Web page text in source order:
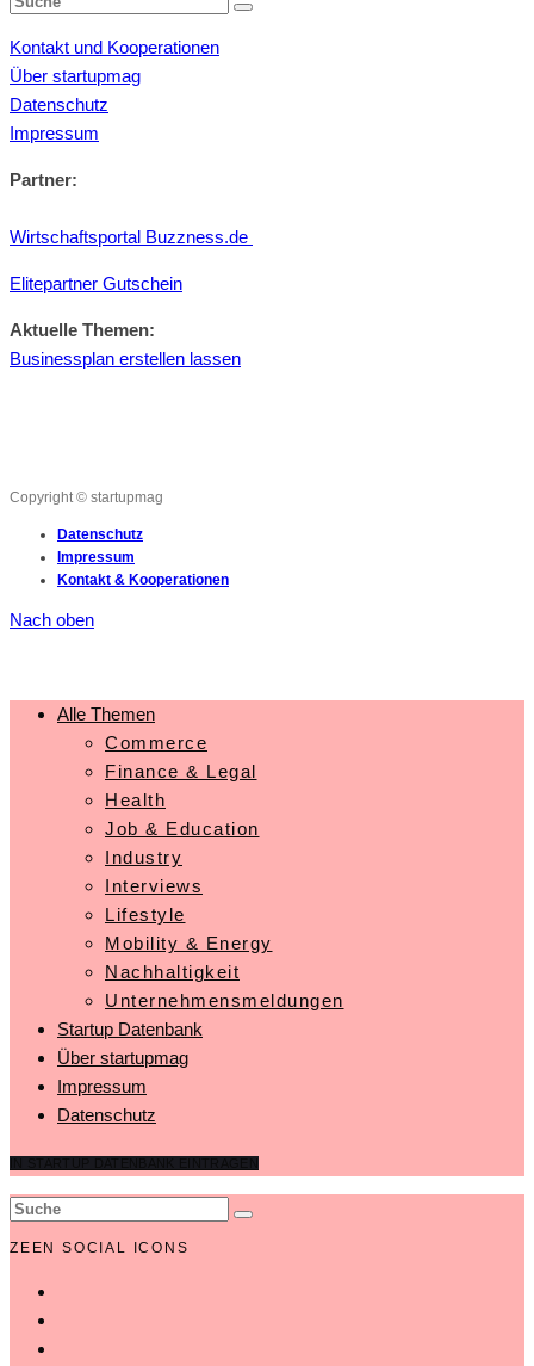
Kontakt und Kooperationen
Über startupmag
Datenschutz
Impressum
Partner:
Wirtschaftsportal Buzzness.de
Elitepartner Gutschein
Aktuelle Themen:
Businessplan erstellen lassen
Copyright © startupmag
Datenschutz
Impressum
Kontakt & Kooperationen
Nach oben
Alle Themen
Commerce
Finance & Legal
Health
Job & Education
Industry
Interviews
Lifestyle
Mobility & Energy
Nachhaltigkeit
Unternehmensmeldungen
Startup Datenbank
Über startupmag
Impressum
Datenschutz
ZEEN SOCIAL ICONS